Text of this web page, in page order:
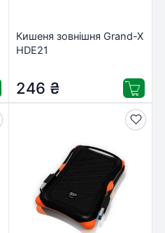
Кишеня зовнішня Grand-X
HDE21
246 ₴